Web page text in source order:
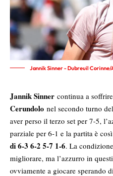
Jannik Sinner - Dubreuil
Jannik Sinner continua a
Cerundolo nel secondo turno del
aver perso il terzo set per 7-5,
parziale per 6-1 e la partita è
di 6-3 6-2 5-7 1-6. La
migliorare, ma l’azzurro in
ovviamente a giocare sperando